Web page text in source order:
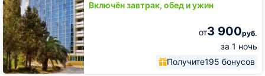
Включён завтрак, обед и ужин
от3 900руб.
за 1 ночь
Получите195 бонусов